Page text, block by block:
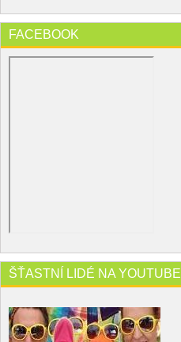
FACEBOOK
ŠŤASTNÍ LIDÉ NA YOUTUBE